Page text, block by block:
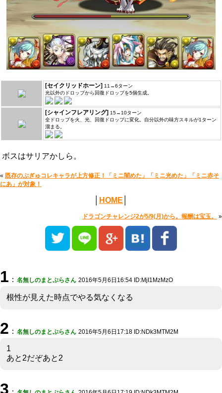
[セイクリッドホーン] 11→6ターン
光以外のドロップから回復ドロップを5個生成。
[シャインフレアリング] 15→10ターン
全ドロップを火、光、回復ドロップに変化。自分以外の味方スキルが1ターン
溜まる。
ボスはサリアかしら。
« 既存のぷぎゅコレキャラが上方修正！「ミニ闇めた」「ミニ光めた」「ミニ赤そ
にあ」が対象！
HOME
ドラゴンチャレンジ2が5/9(月)から。報酬は宝玉。 »
1 ： 名無しのまとぷらさん 2016年5月6日16:54 ID:MjI1MzMzO
根性が見えた時点でやる気なくなる
2 ： 名無しのまとぷらさん 2016年5月6日17:18 ID:NDk3MTM2M
1
あと2だぞあと2
3